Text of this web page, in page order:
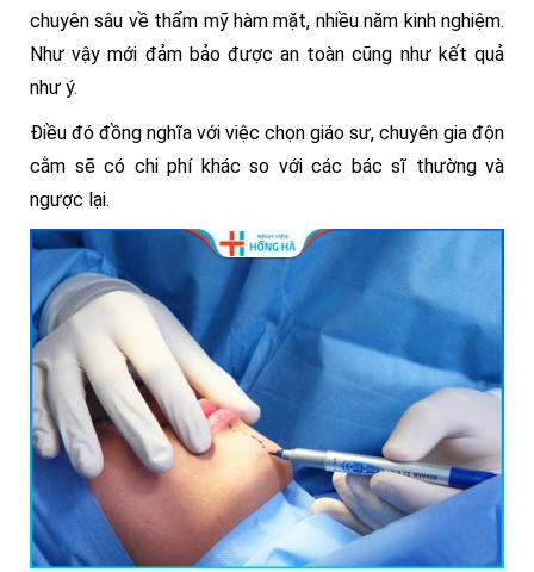
chuyên sâu về thẩm mỹ hàm mặt, nhiều năm kinh nghiệm.
Như vậy mới đảm bảo được an toàn cũng như kết quả
như ý.
Điều đó đồng nghĩa với việc chọn giáo sư, chuyên gia độn
cằm sẽ có chi phí khác so với các bác sĩ thường và
ngược lại.